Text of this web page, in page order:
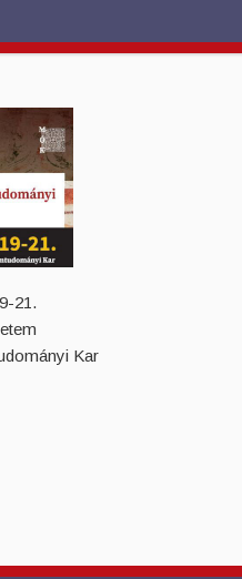
21.
Kar